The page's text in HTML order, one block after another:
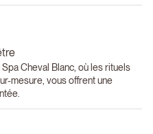
Cheval Blanc, où les rituels
mesure, vous offrent une